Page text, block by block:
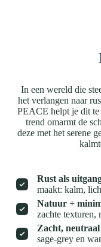
In een wereld die
het verlangen naar
PEACE helpt je dit te
trend omarmt de
deze met het serene
Rust als
maakt: kalm,
Natuur +
zachte texturen,
Zacht,
sage-grey en